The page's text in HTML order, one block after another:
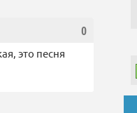
0
это песня